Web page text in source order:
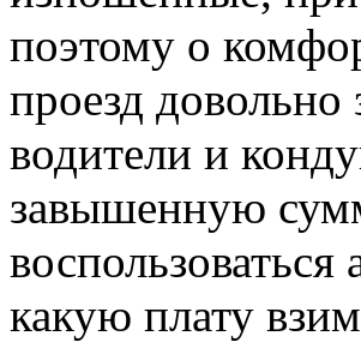
поэтому о
проезд
водители и
завышенную
какую плату